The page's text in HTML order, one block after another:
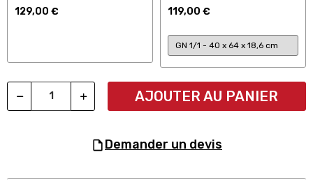
129,00 € 119,00 €
AJOUTER AU PANIER
demander un devis